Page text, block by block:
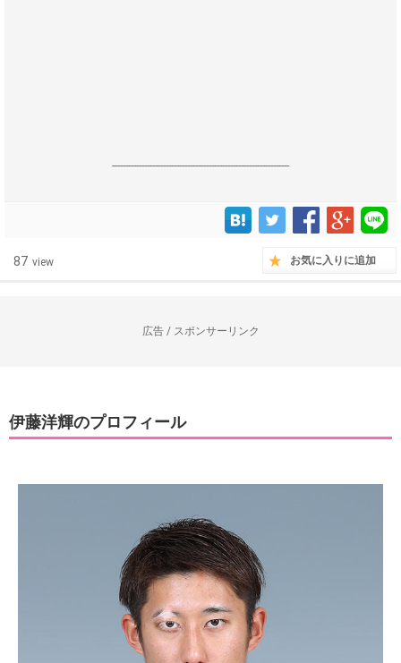
------------------------------------------------------------------
87 view お気に入りに追加
広告 / スポンサーリンク
伊藤洋輝のプロフィール